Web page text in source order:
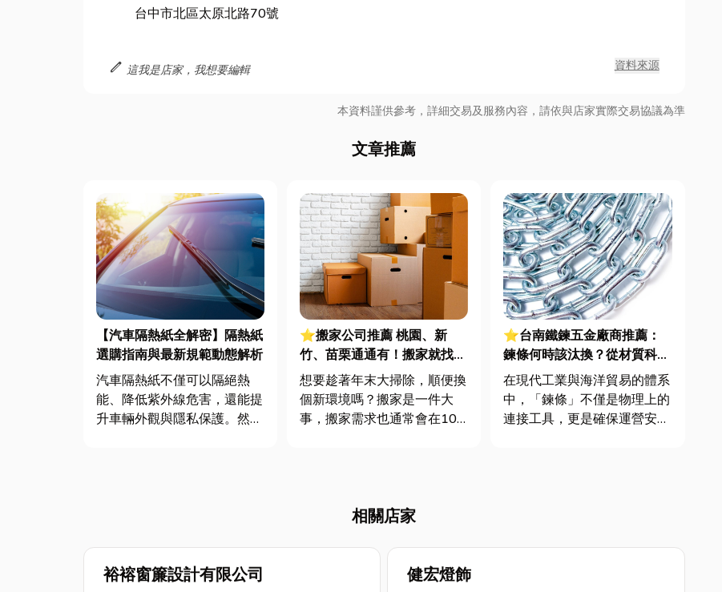
台中市北區太原北路70號
edit 這我是店家，我想要編輯 資料來源
本資料謹供參考，詳細交易及服務內容，請依與店家實際交易協議為準
文章推薦
【汽車隔熱紙全解密】隔熱紙
選購指南與最新規範動態解析
汽車隔熱紙不僅可以隔絕熱
能、降低紫外線危害，還能提
升車輛外觀與隱私保護。然
⭐搬家公司推薦 桃園、新
竹、苗栗通通有！搬家就找專
家，大件小件都搞定
想要趁著年末大掃除，順便換
個新環境嗎？搬家是一件大
事，搬家需求也通常會在10
了是便宜搬家公司推薦，也提
務。從家庭...
⭐台南鐵鍊五金廠商推薦：
鍊條何時該汰換？從材質科學
看5大報廢檢測
在現代工業與海洋貿易的體系
中，「鍊條」不僅是物理上的
連接工具，更是確保運營安全
小編就...
相關店家
裕褣窗簾設計有限公司 健宏燈飾